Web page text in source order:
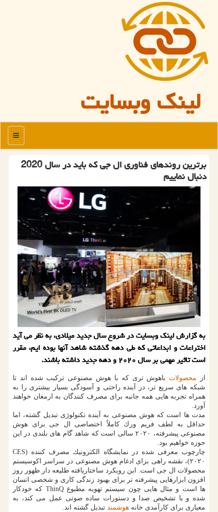
لینک وبسایت
منو
برترین روندهای فناوری ال جی كه باید در سال 2020
دنبال نماییم
به گزارش لینك وبسایت در شروع سال جدید میلادی، به نظر می آید
اختراعات و ابداعاتی كه طی دهه گذشته شاهد آنها بوده ایم، مقرر
است تاثیر مهمی بر سال ۲۰۲۰ و دهه جدید داشته باشند.
از محصولات باهوش تری كه با هوش مصنوعی تركیب شده اند تا
شبكه های سریع تر، در آینده راحتی و آسودگی بسیار بیشتری را به
همراه تجربه هایی همه جانبه برای مصرف كنندگان به ارمغان خواهند
آورد.
مدت ها است كه هوش مصنوعی به آینده تكنولوژی تبدیل گشته، اما
حداقل به لطف فریم ورك كاملاً اختصاصی ال جی برای هوش
مصنوعی پیشرفته، ۲۰۲۰ سالی است كه شاهد گام های بلندی در این
حوزه خواهیم بود.
چارچوب معرفی شده در نمایشگاه الكترونیك مصرف كننده (CES
۲۰۲۰)، نقشه راهی برای ادغام هوش مصنوعی در سراسر اكوسیستم
محصولات ال جی است. این رویكرد ساختاریافته طلیعه دار ظهور روز
افزون ابزارهایی پیشرفته تر برای بهبود زندگی كاری و شخصی انسان
ها است و مثال هایی چون سیستم تهویه مطبوع ThinQ كه خودكار
شده و با تشخیص صدا و دستورات ساده صوتی عمل می كند، به
معیاری برای كارآمدی خانه هوشمند تبدیل گشته اند.